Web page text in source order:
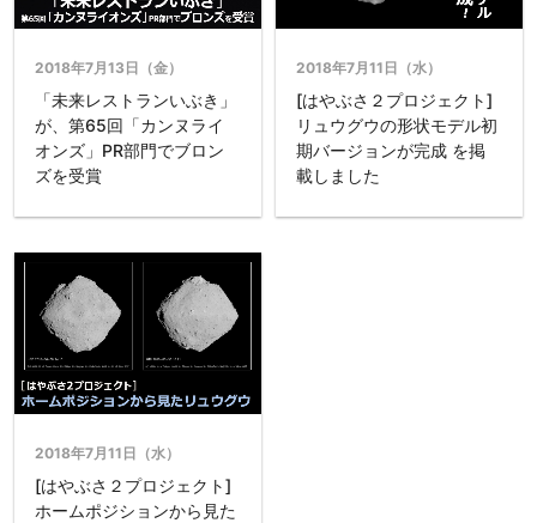
2018年7月13日（金）
「未来レストランいぶき」
が、第65回「カンヌライ
オンズ」PR部門でブロン
ズを受賞
2018年7月11日（水）
[はやぶさ２プロジェクト]
リュウグウの形状モデル初
期バージョンが完成 を掲
載しました
2018年7月11日（水）
[はやぶさ２プロジェクト]
ホームポジションから見た